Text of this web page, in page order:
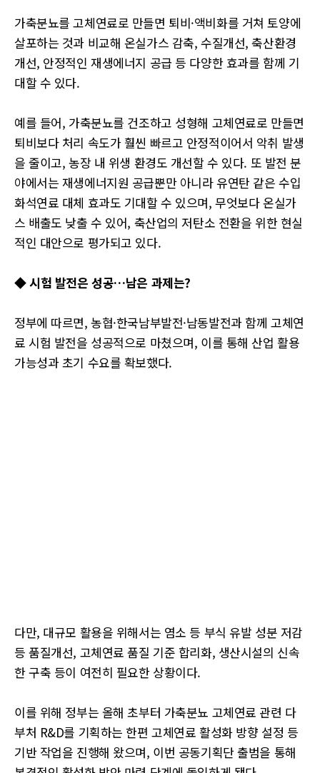
가축분뇨를 고체연료로 만들면 퇴비·액비화를 거쳐 토양에
살포하는 것과 비교해 온실가스 감축, 수질개선, 축산환경
개선, 안정적인 재생에너지 공급 등 다양한 효과를 함께 기
대할 수 있다.
예를 들어, 가축분뇨를 건조하고 성형해 고체연료로 만들면
퇴비보다 처리 속도가 훨씬 빠르고 안정적이어서 악취 발생
을 줄이고, 농장 내 위생 환경도 개선할 수 있다. 또 발전 분
야에서는 재생에너지원 공급뿐만 아니라 유연탄 같은 수입
화석연료 대체 효과도 기대할 수 있으며, 무엇보다 온실가
스 배출도 낮출 수 있어, 축산업의 저탄소 전환을 위한 현실
적인 대안으로 평가되고 있다.
◆ 시험 발전은 성공…남은 과제는?
정부에 따르면, 농협·한국남부발전·남동발전과 함께 고체연
료 시험 발전을 성공적으로 마쳤으며, 이를 통해 산업 활용
가능성과 초기 수요를 확보했다.
다만, 대규모 활용을 위해서는 염소 등 부식 유발 성분 저감
등 품질개선, 고체연료 품질 기준 합리화, 생산시설의 신속
한 구축 등이 여전히 필요한 상황이다.
이를 위해 정부는 올해 초부터 가축분뇨 고체연료 관련 다
부처 R&D를 기획하는 한편 고체연료 활성화 방향 설정 등
기반 작업을 진행해 왔으며, 이번 공동기획단 출범을 통해